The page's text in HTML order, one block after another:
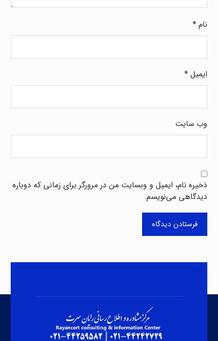
نام*
ایمیل*
وب‌ سایت
ذخیره نام، ایمیل و وبسایت من در مرورگر برای زمانی که دوباره
دیدگاهی می‌نویسم.
فرستادن دیدگاه